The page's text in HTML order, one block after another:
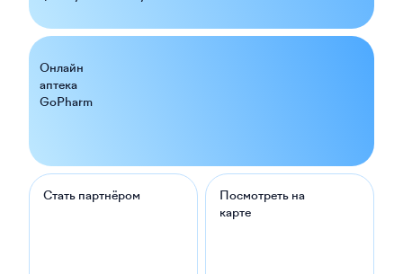
Онлайн
аптека
GoPharm
Стать партнёром
Посмотреть на
карте